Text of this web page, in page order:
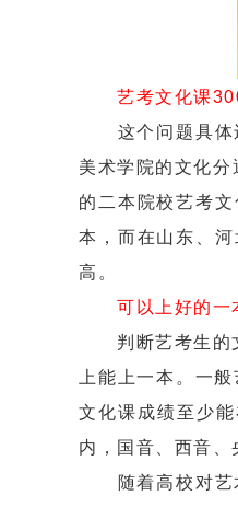
艺考文化课
这个问题具体还
美术学院的文化
的二本院校艺考
本，而在山东、
高。
可以上好的一
判断艺考生的文
上能上一本。一
文化课成绩至少
内，国音、西音、
随着高校对艺术